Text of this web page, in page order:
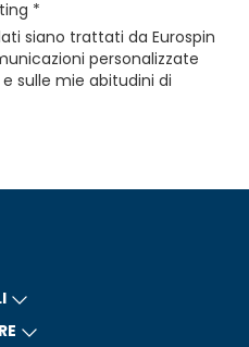
*
siano trattati da Eurospin
personalizzate
sulle mie abitudini di